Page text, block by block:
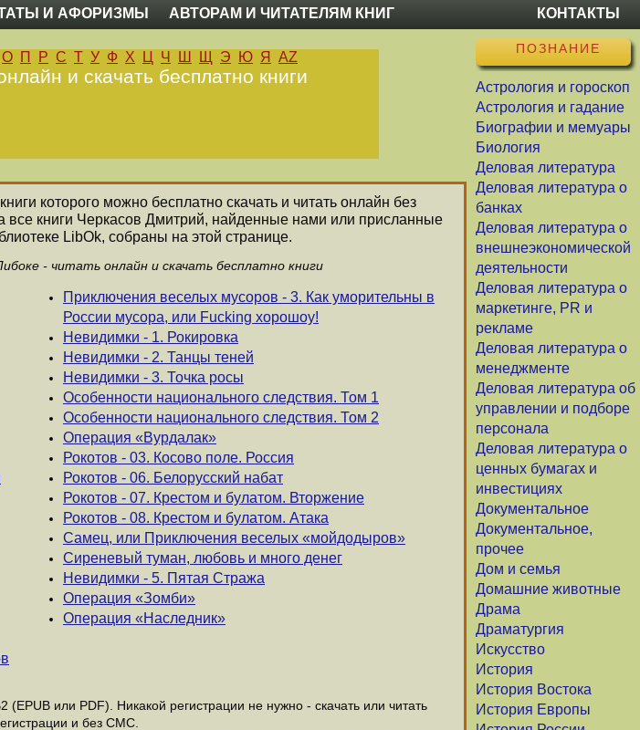
И АФОРИЗМЫ АВТОРАМ И ЧИТАТЕЛЯМ КНИГ КОНТАКТЫ
ПОЗНАНИЕ
Астрология и гороскоп
Астрология и гадание
Биографии и мемуары
Биология
Деловая литература
Деловая литература о
банках
Деловая литература о
внешнеэкономической
деятельности
Деловая литература о
маркетинге, PR и
рекламе
Деловая литература о
менеджменте
Деловая литература об
управлении и подборе
персонала
Деловая литература о
ценных бумагах и
инвестициях
Документальное
Документальное,
прочее
Дом и семья
Домашние животные
Драма
Драматургия
Искусство
История
История Востока
История Европы
О П Р С Т У Ф Х Ц Ч Ш Щ Э Ю Я AZ
и скачать бесплатно книги
которого можно бесплатно скачать и читать онлайн без
все книги Черкасов Дмитрий, найденные нами или присланные
LibOk, собраны на этой странице.
- читать онлайн и скачать бесплатно книги
Приключения веселых мусоров - 3. Как уморительны в
России мусора, или Fucking хорошоу!
Невидимки - 1. Рокировка
Невидимки - 2. Танцы теней
Невидимки - 3. Точка росы
Особенности национального следствия. Том 1
Особенности национального следствия. Том 2
Операция «Вурдалак»
Рокотов - 03. Косово поле. Россия
Рокотов - 06. Белорусский набат
Рокотов - 07. Крестом и булатом. Вторжение
Рокотов - 08. Крестом и булатом. Атака
Самец, или Приключения веселых «мойдодыров»
Сиреневый туман, любовь и много денег
Невидимки - 5. Пятая Стража
Операция «Зомби»
Операция «Наследник»
или PDF). Никакой регистрации не нужно - скачать или читать
и без СМС.